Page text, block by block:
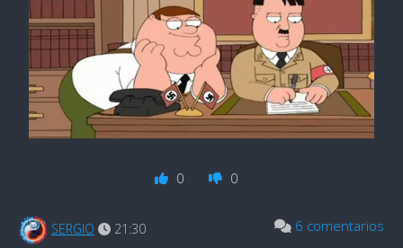
0 0
SERGIO 21:30 6 comentarios